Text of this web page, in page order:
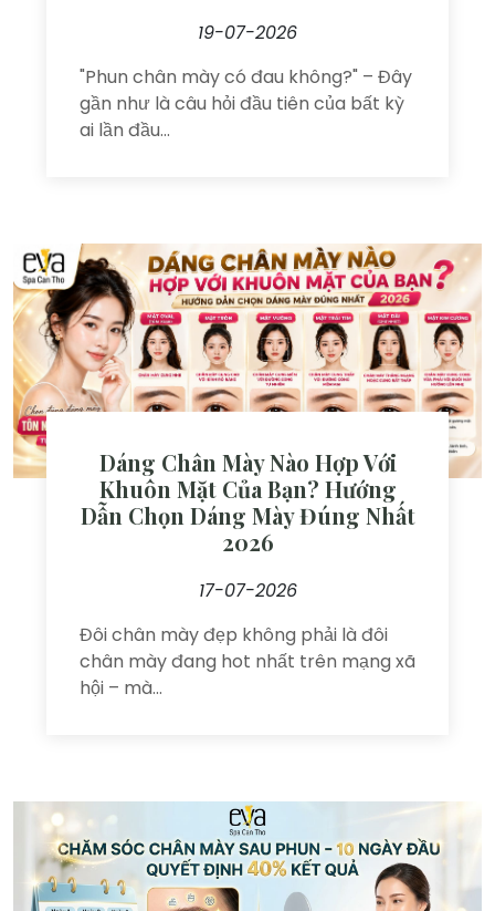
19-07-2026
"Phun chân mày có đau không?" – Đây
gần như là câu hỏi đầu tiên của bất kỳ
ai lần đầu...
Dáng Chân Mày Nào Hợp Với
Khuôn Mặt Của Bạn? Hướng
Dẫn Chọn Dáng Mày Đúng Nhất
2026
17-07-2026
Đôi chân mày đẹp không phải là đôi
chân mày đang hot nhất trên mạng xã
hội – mà...